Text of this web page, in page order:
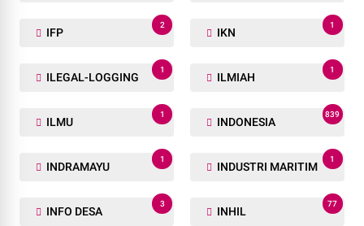
IFP
2
IKN
1
ILEGAL-LOGGING
1
ILMIAH
1
ILMU
1
INDONESIA
839
INDRAMAYU
1
INDUSTRI MARITIM
1
INFO DESA
3
INHIL
77